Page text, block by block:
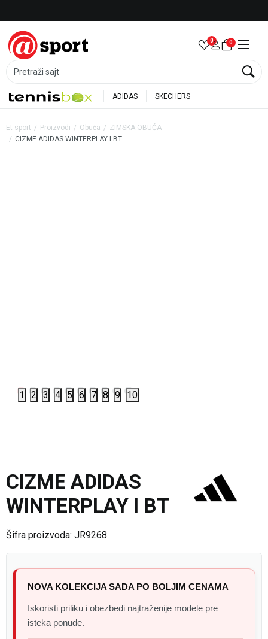
Pretraži sajt
0 0
ADIDAS SKECHERS
Et sport Proizvodi Obuća
ZIMSKA OBUĆA
CIZME ADIDAS WINTERPLAY I BT
1 2 3 4 5 6 7 8 9 10
CIZME ADIDAS
WINTERPLAY I BT
Šifra proizvoda: JR9268
NOVA KOLEKCIJA SADA PO BOLJIM CENAMA
Iskoristi priliku i obezbedi najtraženije modele pre
isteka ponude.